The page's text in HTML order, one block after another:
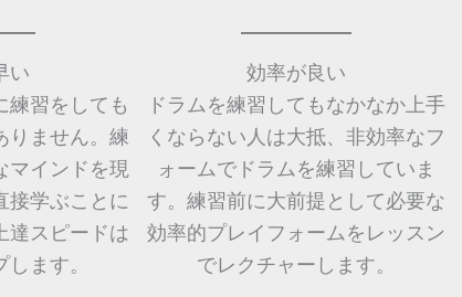
い
練習をしても
りません。練
マインドを現
接学ぶことに
達スピードは
ます。
効率が良い
ドラムを練習してもなかなか上手
くならない人は大抵、非効率なフ
ォームでドラムを練習していま
す。練習前に大前提として必要な
効率的プレイフォームをレッスン
でレクチャーします。